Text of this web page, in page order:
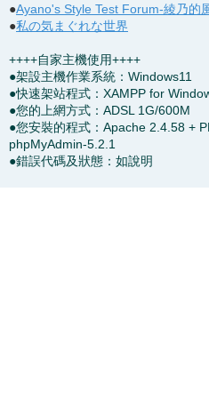
●Ayano's Style Test Forum-綾乃的
●私の気まぐれな世界
++++自家主機使用++++
●架設主機作業系統：Windows11
●快速架站程式：XAMPP for
●您的上網方式：ADSL 1G/600M
●您安裝的程式：Apache 2.4.58 +
phpMyAdmin-5.2.1
●錯誤代碼及狀態：如說明